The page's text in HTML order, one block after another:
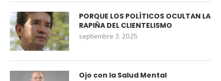
PORQUE LOS POLÍTICOS OCULTAN LA
RAPIÑA DEL CLIENTELISMO
septiembre 3, 2025
Ojo con la Salud Mental